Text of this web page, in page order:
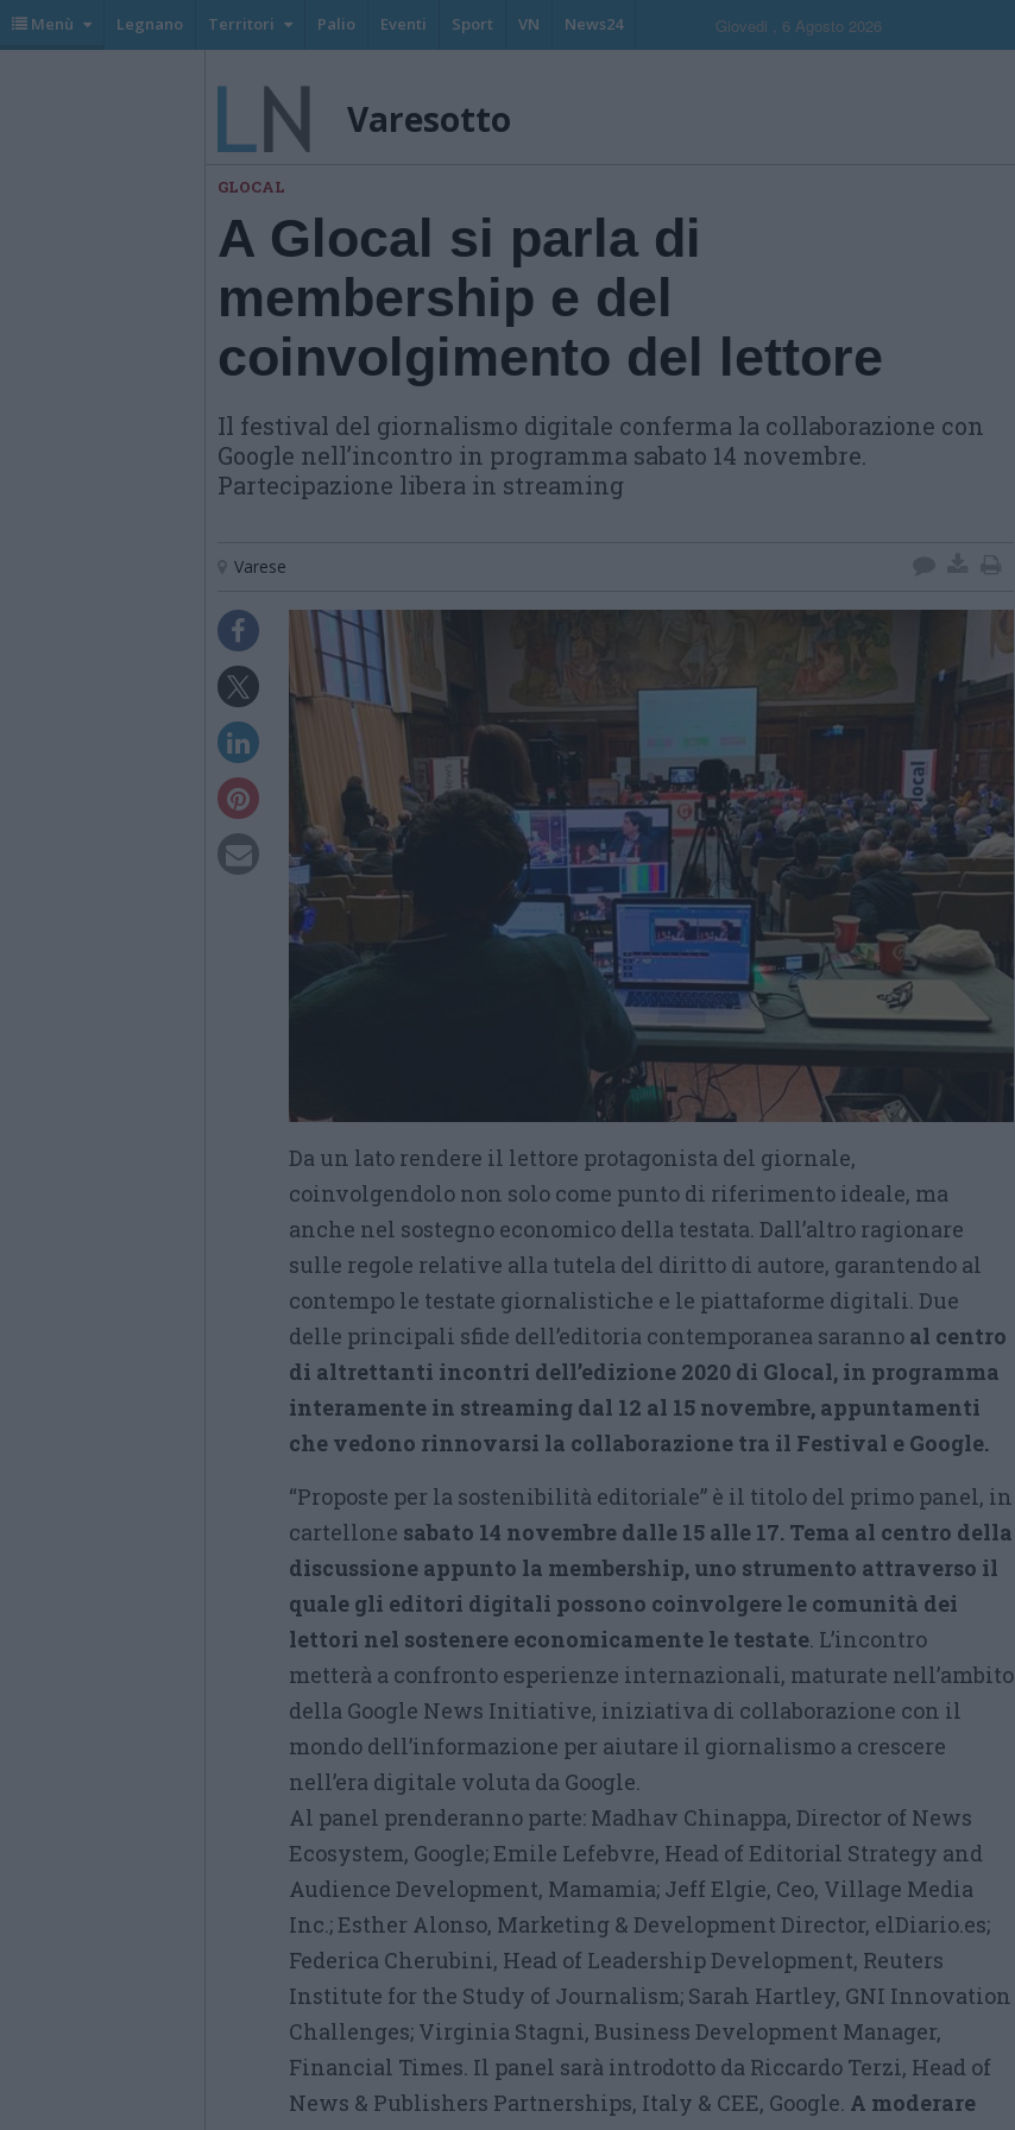
Menù Legnano Territori Palio Eventi Sport VN News24 Giovedi , 6 Agosto 2026
Varesotto
GLOCAL
A Glocal si parla di
membership e del
coinvolgimento del lettore
Il festival del giornalismo digitale conferma la collaborazione con
Google nell’incontro in programma sabato 14 novembre.
Partecipazione libera in streaming
Varese
Da un lato rendere il lettore protagonista del giornale,
coinvolgendolo non solo come punto di riferimento ideale, ma
anche nel sostegno economico della testata. Dall’altro ragionare
sulle regole relative alla tutela del diritto di autore, garantendo al
contempo le testate giornalistiche e le piattaforme digitali. Due
delle principali sfide dell’editoria contemporanea saranno al centro
di altrettanti incontri dell’edizione 2020 di Glocal, in programma
interamente in streaming dal 12 al 15 novembre, appuntamenti
che vedono rinnovarsi la collaborazione tra il Festival e Google.
“Proposte per la sostenibilità editoriale” è il titolo del primo panel, in
cartellone sabato 14 novembre dalle 15 alle 17. Tema al centro della
discussione appunto la membership, uno strumento attraverso il
quale gli editori digitali possono coinvolgere le comunità dei
lettori nel sostenere economicamente le testate. L’incontro
metterà a confronto esperienze internazionali, maturate nell’ambito
della Google News Initiative, iniziativa di collaborazione con il
mondo dell’informazione per aiutare il giornalismo a crescere
nell’era digitale voluta da Google.
Al panel prenderanno parte: Madhav Chinappa, Director of News
Ecosystem, Google; Emile Lefebvre, Head of Editorial Strategy and
Audience Development, Mamamia; Jeff Elgie, Ceo, Village Media
Inc.; Esther Alonso, Marketing & Development Director, elDiario.es;
Federica Cherubini, Head of Leadership Development, Reuters
Institute for the Study of Journalism; Sarah Hartley, GNI Innovation
Challenges; Virginia Stagni, Business Development Manager,
Financial Times. Il panel sarà introdotto da Riccardo Terzi, Head of
News & Publishers Partnerships, Italy & CEE, Google. A moderare